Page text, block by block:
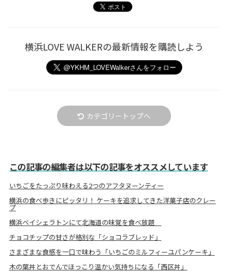
横浜LOVE WALKERの最新情報を購読しよう
カテゴリートップへ
この記事の編集者は以下の記事をオススメしています
いちごをたっぷり味わえる2つのアフタヌーンティー
横浜の食べ歩きにピッタリ！ ケーキを追求してきた洋菓子店のクレー
プ
横浜ベイシェラトンにて北海道の味覚を食べ放題
チョコチップの甘さが格別な「ショコラブレッド」
さまざまな食感を一口で味わう「いちごのミルフィーユパンケーキ」
木の葉丼とおでんでほっこり温かい気持ちになる「西区丼」